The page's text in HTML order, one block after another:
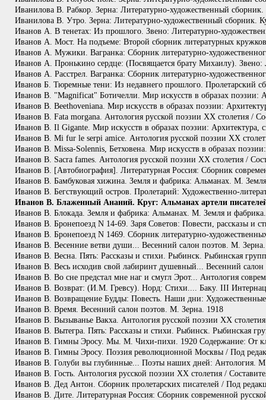
Иванилова В. Рабкор. Зерна: Литературно-художественный сборник.
Иванилова В. Утро. Зерна: Литературно-художественный сборник.
Иванов А. В тенетах: Из прошлого. Звено: Литературно-
Иванов А. Мост. На подъеме: Второй сборник литературных
Иванов А. Мужики. Вагранка: Сборник литературно-
Иванов А. Пронькино сердце: (Посвящается брату Михаилу). Звено:
Иванов А. Расстрел. Вагранка: Сборник литературно-
Иванов Б. Тюремные тени: Из недавнего прошлого.
Иванов В. "Magnificat" Ботичелли. Мир искусств в образах поэзии:
Иванов В. Beethoveniana. Мир искусств в образах поэзии:
Иванов В. Fata morgana. Антология русской поэзии ХХ столетия /
Иванов В. Il Gigante. Мир искусств в образах поэзии:
Иванов В. Mi fur le serpi amice. Антология русской поэзии ХХ
Иванов В. Missa-Solennis, Бетховена. Мир искусств в образах
Иванов В. Sacra fames. Антология русской поэзии ХХ столетия /
Иванов В. [Автобиография]. Литературная Россия: Сборник
Иванов В. Бамбуковая хижина. Земля и фабрика: Альманах. М.
Иванов В. Бегствующий остров. Пролетарий: Художественно-
Иванов В. Блаженный Ананий. Круг: Альманах артели
Иванов В. Блокада. Земля и фабрика: Альманах. М. Земля и
Иванов В. Бронепоезд N 14-69. Заря Советов: Повести, рассказы и
Иванов В. Бронепоезд N 1469. Сборник литературно-
Иванов В. Весенние ветви души... Весенний салон поэтов. М.
Иванов В. Весна. Пять: Рассказы и стихи. Рыбинск. Рыбинская
Иванов В. Весь исходив свой лабиринт душевный... Весенний
Иванов В. Во сне предстал мне наг и смугл Эрот... Антология
Иванов В. Возврат: (И.М. Гревсу). Норд: Стихи.... Баку. III
Иванов В. Возвращение Будды: Повесть. Наши дни:
Иванов В. Время. Весенний салон поэтов. М. Зерна. 1918
Иванов В. Вызыванье Вакха. Антология русской поэзии ХХ
Иванов В. Вытегра. Пять: Рассказы и стихи. Рыбинск. Рыбинская
Иванов В. Гимны Эросу. Мы. М. Чихи-пихи. 1920 Содержание: От
Иванов В. Гимны Эросу. Поэзия революционной Москвы / Под
Иванов В. Голуби вы глубинные... Поэты наших дней: Антология.
Иванов В. Гость. Антология русской поэзии ХХ столетия /
Иванов В. Дед Антон. Сборник пролетарских писателей / Под
Иванов В. Дите. Литературная Россия: Сборник современной